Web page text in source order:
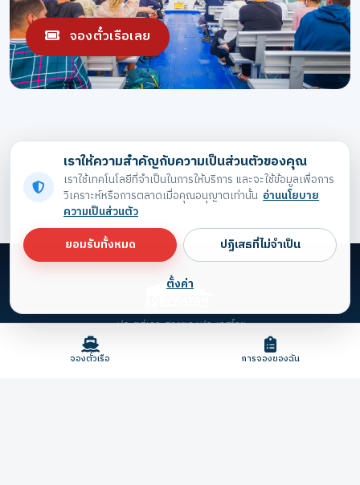
จองตั๋วเรือเลย
ประตูสู่เกาะสวยของประเทศไทย
เราให้ความสำคัญกับความเป็นส่วนตัวของคุณ
เราใช้เทคโนโลยีที่จำเป็นในการให้บริการ และจะใช้ข้อมูลเพื่อการ
วิเคราะห์หรือการตลาดเมื่อคุณอนุญาตเท่านั้น อ่านนโยบาย
ความเป็นส่วนตัว
ยอมรับทั้งหมด
ปฏิเสธที่ไม่จำเป็น
ตั้งค่า
จองตั๋วเรือ การจองของฉัน